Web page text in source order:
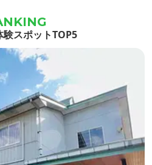
験スポットTOP5